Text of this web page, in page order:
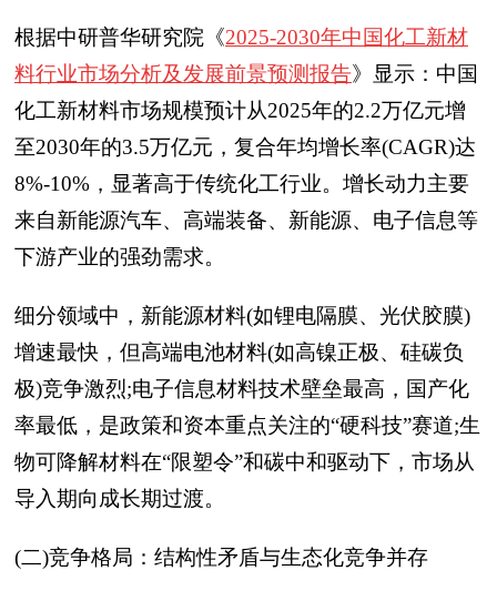
根据中研普华研究院《2025-2030年中国化工新材
料行业市场分析及发展前景预测报告》显示：中国
化工新材料市场规模预计从2025年的2.2万亿元增
至2030年的3.5万亿元，复合年均增长率(CAGR)达
8%-10%，显著高于传统化工行业。增长动力主要
来自新能源汽车、高端装备、新能源、电子信息等
下游产业的强劲需求。
细分领域中，新能源材料(如锂电隔膜、光伏胶膜)
增速最快，但高端电池材料(如高镍正极、硅碳负
极)竞争激烈;电子信息材料技术壁垒最高，国产化
率最低，是政策和资本重点关注的“硬科技”赛道;生
物可降解材料在“限塑令”和碳中和驱动下，市场从
导入期向成长期过渡。
(二)竞争格局：结构性矛盾与生态化竞争并存